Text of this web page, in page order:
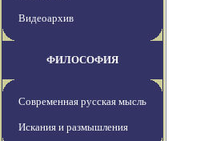
Видеоархив
ФИЛОСОФИЯ
Современная русская мысль
Искания и размышления